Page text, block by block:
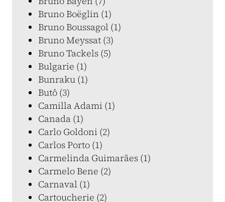
Bruno Boëglin (1)
Bruno Boussagol (1)
Bruno Meyssat (3)
Bruno Tackels (5)
Bulgarie (1)
Bunraku (1)
Butô (3)
Camilla Adami (1)
Canada (1)
Carlo Goldoni (2)
Carlos Porto (1)
Carmelinda Guimarães (1)
Carmelo Bene (2)
Carnaval (1)
Cartoucherie (2)